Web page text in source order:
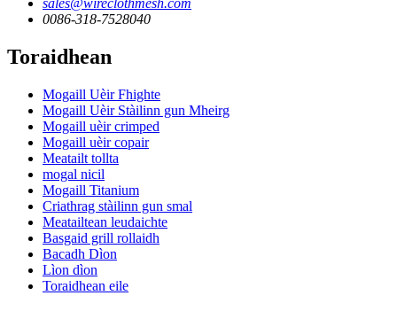
sales@wireclothmesh.com
0086-318-7528040
Toraidhean
Mogaill Uèir Fhighte
Mogaill Uèir Stàilinn gun Mheirg
Mogaill uèir crimped
Mogaill uèir copair
Meatailt tollta
mogal nicil
Mogaill Titanium
Criathrag stàilinn gun smal
Meatailtean leudaichte
Basgaid grill rollaidh
Bacadh Dìon
Lìon dìon
Toraidhean eile